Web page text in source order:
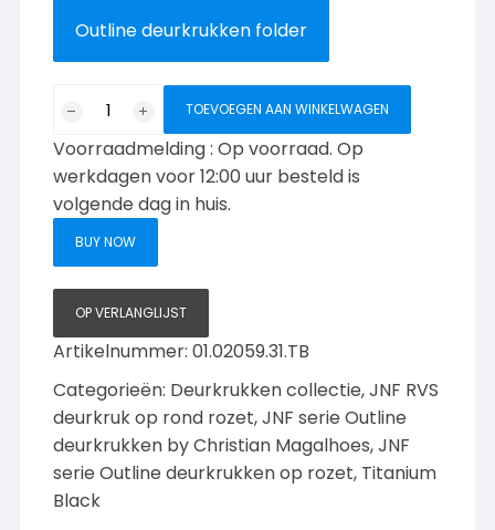
Outline deurkrukken folder
310
Outline
deurkruk
Black
met
Dark
Grey
greep
aantal
TOEVOEGEN AAN WINKELWAGEN
Voorraadmelding : Op voorraad. Op
werkdagen voor 12:00 uur besteld is
volgende dag in huis.
BUY NOW
OP VERLANGLIJST
Artikelnummer:01.02059.31.TB
Categorieën: Deurkrukken collectie,JNF RVS
deurkruk op rond rozet,JNF serie Outline
deurkrukken by Christian Magalhoes,JNF
serie Outline deurkrukken op rozet, Titanium
Black